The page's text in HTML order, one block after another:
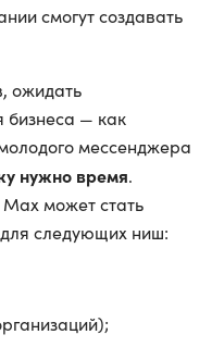
смогут создавать
ожидать
бизнеса — как
мессенджера
нужно время.
может стать
следующих ниш: